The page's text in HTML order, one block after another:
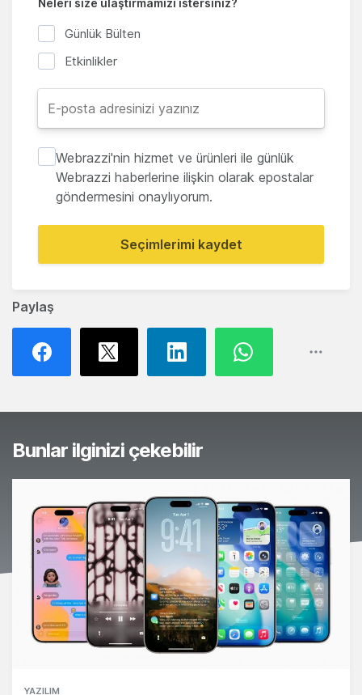
Paylaş
Günlük Bülten
Etkinlikler
Webrazzi'nin hizmet ve ürünleri ile günlük
Webrazzi haberlerine ilişkin olarak epostalar
göndermesini onaylıyorum.
Seçimlerimi kaydet
Bunlar ilginizi çekebilir
YAZILIM